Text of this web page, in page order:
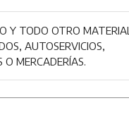
Y TODO OTRO MATERIAL
AUTOSERVICIOS,
MERCADERÍAS.